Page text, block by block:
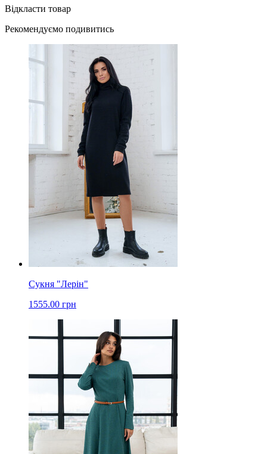
Відкласти товар
Рекомендуємо подивитись
Сукня "Лерін"
1555.00 грн